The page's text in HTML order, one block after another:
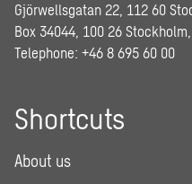
Gjörwellsgatan 22, 112 60
Box 34044, 100 26
Telephone: +46 8 695 60 00
Shortcuts
About us